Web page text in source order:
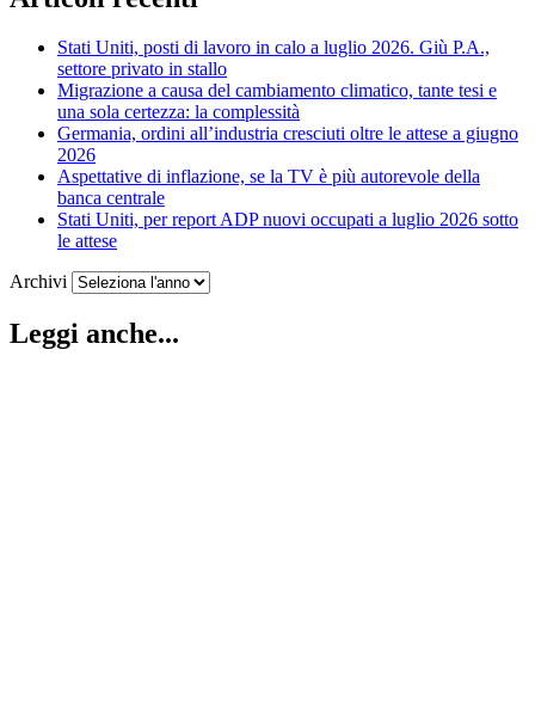
Stati Uniti, posti di lavoro in calo a luglio 2026. Giù P.A.,
settore privato in stallo
Migrazione a causa del cambiamento climatico, tante tesi e
una sola certezza: la complessità
Germania, ordini all’industria cresciuti oltre le attese a giugno
2026
Aspettative di inflazione, se la TV è più autorevole della
banca centrale
Stati Uniti, per report ADP nuovi occupati a luglio 2026 sotto
le attese
Archivi
Leggi anche...